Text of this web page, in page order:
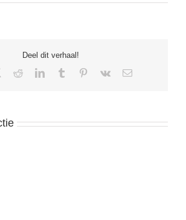
Deel dit verhaal!
RedditLinkedInTumblr Pinterest
Vk Email